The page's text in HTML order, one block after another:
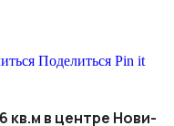
Поделиться Pin it
кв.м в центре Нови-